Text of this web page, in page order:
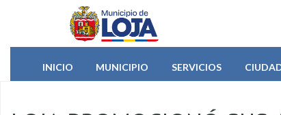
Pasar al contenido principal
INICIO
MUNICIPIO SERVICIOS